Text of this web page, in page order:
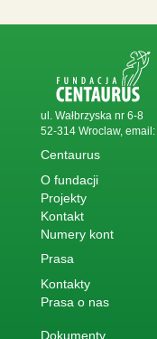
ul. Wałbrzyska nr 6-8
52-314 Wroclaw, email:
Centaurus
O fundacji
Projekty
Kontakt
Numery kont
Prasa
Kontakty
Prasa o nas
Dokumenty